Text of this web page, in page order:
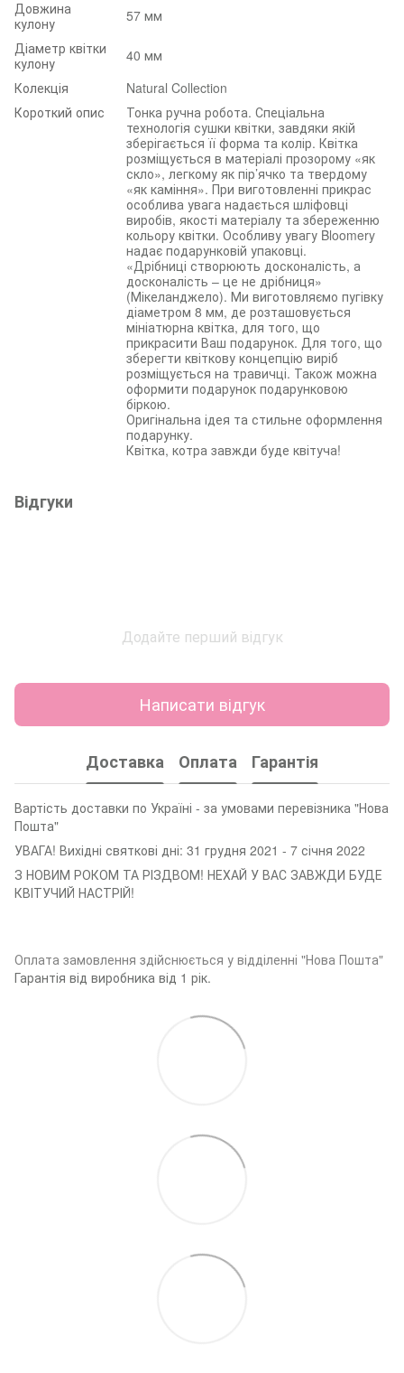
Довжина
кулону
57 мм
Діаметр квітки
кулону
40 мм
Колекція
Natural Collection
Короткий опис
Тонка ручна робота. Спеціальна
технологія сушки квітки, завдяки якій
зберігається її форма та колір. Квітка
розміщується в матеріалі прозорому «як
скло», легкому як пір’ячко та твердому
«як каміння». При виготовленні прикрас
особлива увага надається шліфовці
виробів, якості матеріалу та збереженню
кольору квітки. Особливу увагу Bloomery
надає подарунковій упаковці.
«Дрібниці створюють досконалість, а
досконалість – це не дрібниця»
(Мікеланджело). Ми виготовляємо пугівку
діаметром 8 мм, де розташовується
мініатюрна квітка, для того, що
прикрасити Ваш подарунок. Для того, що
зберегти квіткову концепцію виріб
розміщується на травичці. Також можна
оформити подарунок подарунковою
біркою.
Оригінальна ідея та стильне оформлення
подарунку.
Квітка, котра завжди буде квітуча!
Відгуки
Додайте перший відгук
Написати відгук
Доставка Оплата Гарантія
Вартість доставки по Україні - за умовами перевізника "Нова
Пошта"
УВАГА! Вихідні святкові дні: 31 грудня 2021 - 7 січня 2022
З НОВИМ РОКОМ ТА РІЗДВОМ! НЕХАЙ У ВАС ЗАВЖДИ БУДЕ
КВІТУЧИЙ НАСТРІЙ!
Оплата замовлення здійснюється у відділенні "Нова Пошта"
Гарантія від виробника від 1 рік.